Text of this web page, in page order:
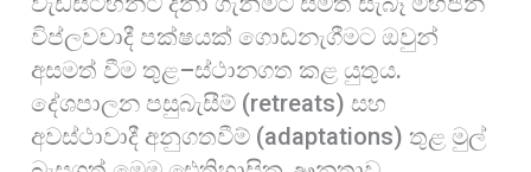
විප්ලවවාදී පක්ෂයක් ගොඩනැගීමට ඔවුන්
අසමත් වීම තුළ–ස්ථානගත කළ යුතුය.
දේශපාලන පසුබැසීම් (retreats) සහ
අවස්ථාවාදී අනුගතවීම් (adaptations) තුළ මුල්